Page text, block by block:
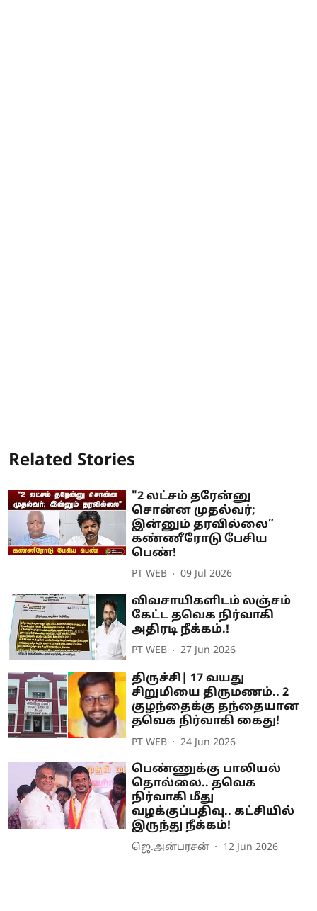
Related Stories
"2 லட்சம் தரேன்னு
சொன்ன முதல்வர்;
இன்னும் தரவில்லை”
கண்ணீரோடு பேசிய
பெண்!
PT WEB 09 Jul 2026
விவசாயிகளிடம் லஞ்சம்
கேட்ட தவெக நிர்வாகி
அதிரடி நீக்கம்.!
PT WEB 27 Jun 2026
திருச்சி| 17 வயது
சிறுமியை திருமணம்.. 2
குழந்தைக்கு தந்தையான
தவெக நிர்வாகி கைது!
PT WEB 24 Jun 2026
பெண்ணுக்கு பாலியல்
தொல்லை.. தவெக
நிர்வாகி மீது
வழக்குப்பதிவு.. கட்சியில்
இருந்து நீக்கம்!
ஜெ.அன்பரசன் 12 Jun 2026